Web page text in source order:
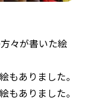
々が書いた絵
もありました。
もありました。